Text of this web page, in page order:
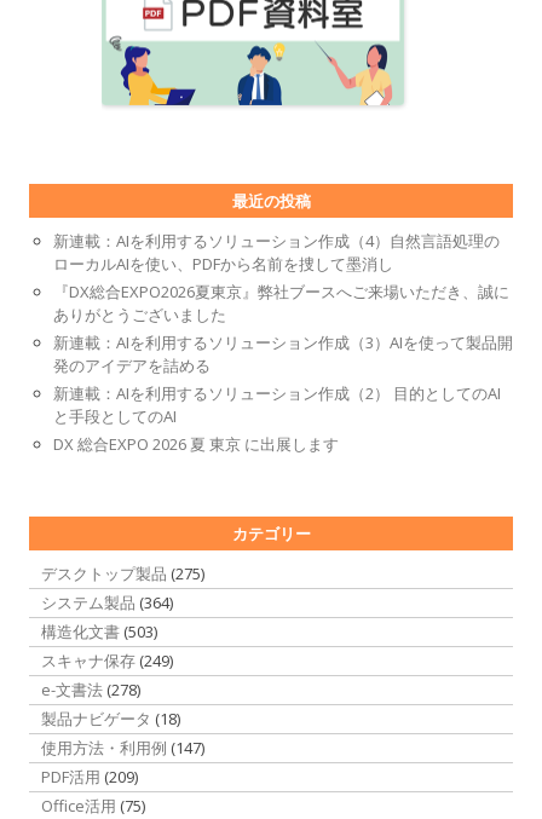
最近の投稿
新連載：AIを利用するソリューション作成（4）自然言語処理の
ローカルAIを使い、PDFから名前を捜して墨消し
『DX総合EXPO2026夏東京』弊社ブースへご来場いただき、誠に
ありがとうございました
新連載：AIを利用するソリューション作成（3）AIを使って製品開
発のアイデアを詰める
新連載：AIを利用するソリューション作成（2） 目的としてのAI
と手段としてのAI
DX 総合EXPO 2026 夏 東京 に出展します
カテゴリー
デスクトップ製品 (275)
システム製品 (364)
構造化文書 (503)
スキャナ保存 (249)
e-文書法 (278)
製品ナビゲータ (18)
使用方法・利用例 (147)
PDF活用 (209)
Office活用 (75)